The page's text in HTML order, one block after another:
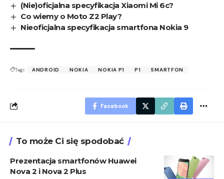
(Nie)oficjalna specyfikacja Xiaomi Mi 6c?
Co wiemy o Moto Z2 Play?
Nieoficjalna specyfikacja smartfona Nokia 9
Tagi: ANDROID NOKIA NOKIA P1 P1 SMARTFON
Facebook
To może Ci się spodobać
Prezentacja smartfonów Huawei
Nova 2 i Nova 2 Plus